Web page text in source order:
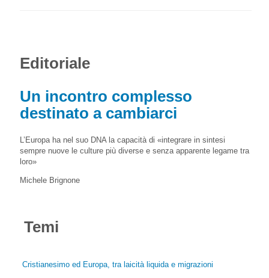
Editoriale
Un incontro complesso
destinato a cambiarci
L’Europa ha nel suo DNA la capacità di «integrare in sintesi
sempre nuove le culture più diverse e senza apparente legame tra
loro»
Michele Brignone
Temi
Cristianesimo ed Europa, tra laicità liquida e migrazioni